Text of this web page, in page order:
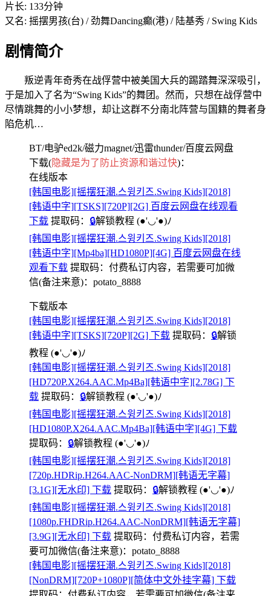
片长: 133分钟
又名: 摇摆男孩(台) / 劲舞Dancing癫(港) / 陆基秀 / Swing Kids
剧情简介
叛逆青年奇秀在战俘营中被美国大兵的踢踏舞深深吸引，
于是加入了名为“Swing Kids”的舞团。然而，只想在战俘营中
尽情跳舞的小小梦想，却让这群不分南北阵营与国籍的舞者身
陷危机…
BT/电驴ed2k/磁力magnet/迅雷thunder/百度云网盘
下载(隐藏是为了防止资源和谐过快)：
在线版本
[韩国电影][摇摆狂潮.스윙키즈.Swing Kids][2018]
[韩语中字][TSKS][720P][2G] 百度云网盘在线观看
下载 提取码： 🔒解锁教程 (●'◡'●)ﾉ
[韩国电影][摇摆狂潮.스윙키즈.Swing Kids][2018]
[韩语中字][Mp4ba][HD1080P][4G] 百度云网盘在线
观看下载 提取码： 付费私订内容，若需要可加微
信(备注来意)：potato_8888
下载版本
[韩国电影][摇摆狂潮.스윙키즈.Swing Kids][2018]
[韩语中字][TSKS][720P][2G] 下载 提取码： 🔒解锁
教程 (●'◡'●)ﾉ
[韩国电影][摇摆狂潮.스윙키즈.Swing Kids][2018]
[HD720P.X264.AAC.Mp4Ba][韩语中字][2.78G] 下
载 提取码： 🔒解锁教程 (●'◡'●)ﾉ
[韩国电影][摇摆狂潮.스윙키즈.Swing Kids][2018]
[HD1080P.X264.AAC.Mp4Ba][韩语中字][4G] 下载
提取码： 🔒解锁教程 (●'◡'●)ﾉ
[韩国电影][摇摆狂潮.스윙키즈.Swing Kids][2018]
[720p.HDRip.H264.AAC-NonDRM][韩语无字幕]
[3.1G][无水印] 下载 提取码： 🔒解锁教程 (●'◡'●)ﾉ
[韩国电影][摇摆狂潮.스윙키즈.Swing Kids][2018]
[1080p.FHDRip.H264.AAC-NonDRM][韩语无字幕]
[3.9G][无水印] 下载 提取码： 付费私订内容，若需
要可加微信(备注来意)：potato_8888
[韩国电影][摇摆狂潮.스윙키즈.Swing Kids][2018]
[NonDRM][720P+1080P][简体中文外挂字幕] 下载